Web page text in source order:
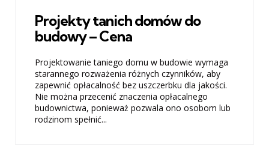
Projekty tanich domów do
budowy – Cena
Projektowanie taniego domu w budowie wymaga
starannego rozważenia różnych czynników, aby
zapewnić opłacalność bez uszczerbku dla jakości.
Nie można przecenić znaczenia opłacalnego
budownictwa, ponieważ pozwala ono osobom lub
rodzinom spełnić...